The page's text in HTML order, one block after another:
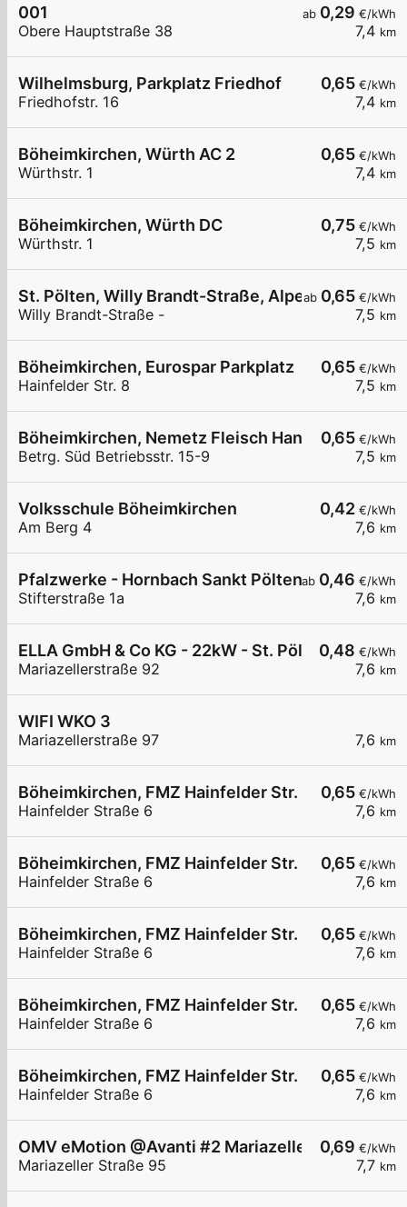
ab 0,29 €/kWh
7,4 km
001
Obere Hauptstraße 38
0,65 €/kWh
7,4 km
Wilhelmsburg, Parkplatz Friedhof
Friedhofstr. 16
0,65 €/kWh
7,4 km
Böheimkirchen, Würth AC 2
Würthstr. 1
0,75 €/kWh
7,5 km
Böheimkirchen, Würth DC
Würthstr. 1
ab 0,65 €/kWh
7,5 km
St. Pölten, Willy Brandt-Straße, Alpenland
Willy Brandt-Straße -
0,65 €/kWh
7,5 km
Böheimkirchen, Eurospar Parkplatz
Hainfelder Str. 8
0,65 €/kWh
7,5 km
Böheimkirchen, Nemetz Fleisch HandelsgesmbH
Betrg. Süd Betriebsstr. 15-9
0,42 €/kWh
7,6 km
Volksschule Böheimkirchen
Am Berg 4
ab 0,46 €/kWh
7,6 km
Pfalzwerke - Hornbach Sankt Pölten
Stifterstraße 1a
0,48 €/kWh
7,6 km
ELLA GmbH & Co KG - 22kW - St. Pölten - WKNÖ
Mariazellerstraße 92
7,6 km
WIFI WKO 3
Mariazellerstraße 97
0,65 €/kWh
7,6 km
Böheimkirchen, FMZ Hainfelder Str.
Hainfelder Straße 6
0,65 €/kWh
7,6 km
Böheimkirchen, FMZ Hainfelder Str.
Hainfelder Straße 6
0,65 €/kWh
7,6 km
Böheimkirchen, FMZ Hainfelder Str.
Hainfelder Straße 6
0,65 €/kWh
7,6 km
Böheimkirchen, FMZ Hainfelder Str.
Hainfelder Straße 6
0,65 €/kWh
7,6 km
Böheimkirchen, FMZ Hainfelder Str.
Hainfelder Straße 6
0,69 €/kWh
7,7 km
OMV eMotion @Avanti #2 Mariazeller Straße 95
Mariazeller Straße 95